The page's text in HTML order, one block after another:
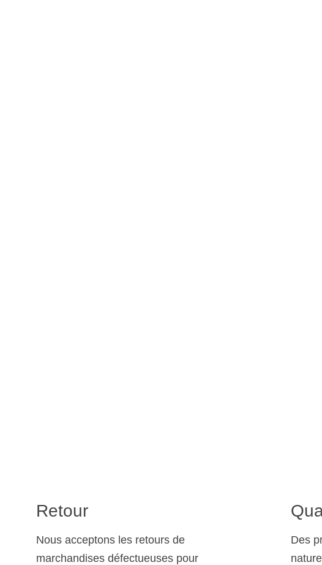
Retour
Nous acceptons les retours de
marchandises défectueuses pour
Des